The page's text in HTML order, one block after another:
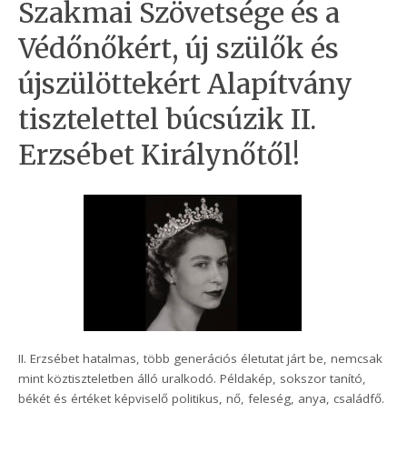
Szakmai Szövetsége és a
Védőnőkért, új szülők és
újszülöttekért Alapítvány
tisztelettel búcsúzik II.
Erzsébet Királynőtől!
II. Erzsébet hatalmas, több generációs életutat járt be, nemcsak
mint köztiszteletben álló uralkodó. Példakép, sokszor tanító,
békét és értéket képviselő politikus, nő, feleség, anya, családfő.